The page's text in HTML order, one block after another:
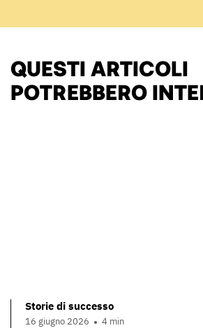
QUESTI ARTICOLI
POTREBBERO
Storie di successo
16 giugno 2026 4 min